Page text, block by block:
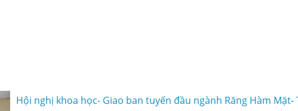
Hội nghị khoa học- Giao ban tuyến đầu ngành Răng Hàm Mặt-